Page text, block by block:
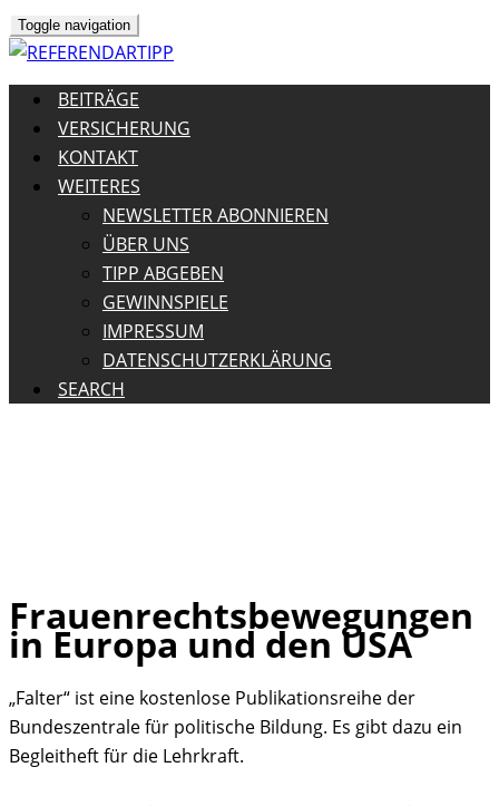
Toggle navigation
BEITRÄGE
VERSICHERUNG
KONTAKT
WEITERES
NEWSLETTER ABONNIEREN
ÜBER UNS
TIPP ABGEBEN
GEWINNSPIELE
IMPRESSUM
DATENSCHUTZERKLÄRUNG
SEARCH
Skip
to
Frauenrechtsbewegungen
in Europa und den USA
„Falter“ ist eine kostenlose Publikationsreihe der
Bundeszentrale für politische Bildung. Es gibt dazu ein
Begleitheft für die Lehrkraft.